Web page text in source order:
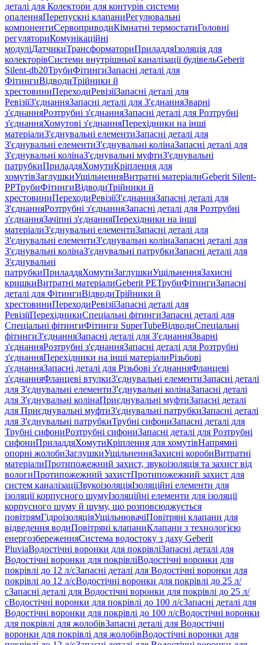
деталі для Колектори для контурів системи
опаленняПерепускні клапаниРегулювальні
компонентиСервоприводиКімнатні термостатиГоловні
регуляториКомунікаційні
модуліДатчикиТрансформаториПриладдяІзоляція для
колекторівСистеми внутрішньої каналізації будівельGeberit
Silent-db20ТрубиФітингиЗапасні деталі для
ФітингиВідводиТрійники й
хрестовиниПереходиРевізіїЗапасні деталі для
РевізіїЗ'єднанняЗапасні деталі для З'єднанняЗварні
з'єднанняРозтрубні з'єднанняЗапасні деталі для Розтрубні
з'єднанняХомутові з'єднанняПерехідники на інші
матеріалиЗ'єднувальні елементиЗапасні деталі для
З'єднувальні елементиЗ'єднувальні колінаЗапасні деталі для
З'єднувальні колінаЗ'єднувальні муфтиЗ'єднувальні
патрубкиПриладдяХомутиКріплення для
хомутівЗаглушкиУщільненняВитратні матеріалиGeberit Silent-
PPТрубиФітингиВідводиТрійники й
хрестовиниПереходиРевізіїЗ'єднанняЗапасні деталі для
З'єднанняРозтрубні з'єднанняЗапасні деталі для Розтрубні
з'єднанняЗачіпні з'єднанняПерехідники на інші
матеріалиЗ'єднувальні елементиЗапасні деталі для
З'єднувальні елементиЗ'єднувальні колінаЗапасні деталі для
З'єднувальні колінаЗ'єднувальні патрубкиЗапасні деталі для
З'єднувальні
патрубкиПриладдяХомутиЗаглушкиУщільненняЗахисні
кришкиВитратні матеріалиGeberit PEТрубиФітингиЗапасні
деталі для ФітингиВідводиТрійники й
хрестовиниПереходиРевізіїЗапасні деталі для
РевізіїПерехідникиСпеціальні фітингиЗапасні деталі для
Спеціальні фітингиФітинги SuperTubeВідводиСпеціальні
фітингиЗ'єднанняЗапасні деталі для З'єднанняЗварні
з'єднанняРозтрубні з'єднанняЗапасні деталі для Розтрубні
з'єднанняПерехідники на інші матеріалиРізьбові
з'єднанняЗапасні деталі для Різьбові з'єднанняФланцеві
з'єднанняФланцеві втулкиЗ'єднувальні елементиЗапасні деталі
для З'єднувальні елементиЗ'єднувальні колінаЗапасні деталі
для З'єднувальні колінаПриєднувальні муфтиЗапасні деталі
для Приєднувальні муфтиЗ'єднувальні патрубкиЗапасні деталі
для З'єднувальні патрубкиТрубні сифониЗапасні деталі для
Трубні сифониРозтрубні сифониЗапасні деталі для Розтрубні
сифониПриладдяХомутиКріплення для хомутівНапрямні
опорні жолобиЗаглушкиУщільненняЗахисні коробиВитратні
матеріалиПротипожежний захист, звукоізоляція та захист від
вологиПротипожежний захистПротипожежний захист для
систем каналізаціїЗвукоізоляціяІзоляційні елементи для
ізоляції корпусного шумуІзоляційні елементи для ізоляції
корпусного шуму й шуму, що розповсюджується
повітрямГідроізоляціяУщільнювачіПовітряні клапани для
відведення водиПовітряні клапаниКлапани з технологією
енергозбереженняСистема водостоку з даху Geberit
PluviaВодостічні воронки для покрівліЗапасні деталі для
Водостічні воронки для покрівліВодостічні воронки для
покрівлі до 12 л/сЗапасні деталі для Водостічні воронки для
покрівлі до 12 л/сВодостічні воронки для покрівлі до 25 л/
сЗапасні деталі для Водостічні воронки для покрівлі до 25 л/
сВодостічні воронки для покрівлі до 100 л/сЗапасні деталі для
Водостічні воронки для покрівлі до 100 л/сВодостічні воронки
для покрівлі для жолобівЗапасні деталі для Водостічні
воронки для покрівлі для жолобівВодостічні воронки для